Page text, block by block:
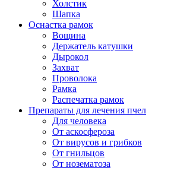
Холстик
Шапка
Оснастка рамок
Вощина
Держатель катушки
Дырокол
Захват
Проволока
Рамка
Распечатка рамок
Препараты для лечения пчел
Для человека
От аскосфероза
От вирусов и грибков
От гнильцов
От нозематоза